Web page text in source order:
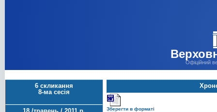
Офіційний
6 скликання
8-ма сесія
Зберегти в форматі